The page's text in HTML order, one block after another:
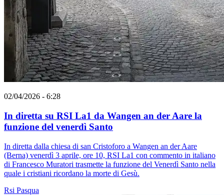
02/04/2026 - 6:28
In diretta su RSI La1 da Wangen an der Aare la
funzione del venerdì Santo
In diretta dalla chiesa di san Cristoforo a Wangen an der Aare
(Berna) venerdì 3 aprile, ore 10, RSI La1 con commento in italiano
di Francesco Muratori trasmette la funzione del Venerdì Santo nella
quale i cristiani ricordano la morte di Gesù.
Rsi Pasqua